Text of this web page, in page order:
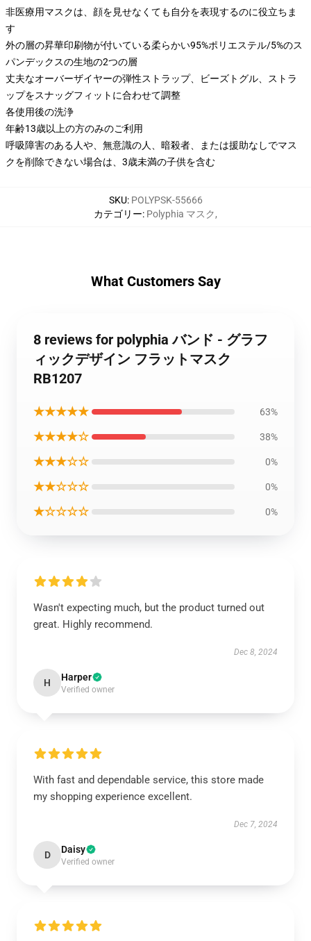
非医療用マスクは、顔を見せなくても自分を表現するのに役立ちま
す
外の層の昇華印刷物が付いている柔らかい95%ポリエステル/5%のス
パンデックスの生地の2つの層
丈夫なオーバーザイヤーの弾性ストラップ、ビーズトグル、ストラ
ップをスナッグフィットに合わせて調整
各使用後の洗浄
年齢13歳以上の方のみのご利用
呼吸障害のある人や、無意識の人、暗殺者、または援助なしでマス
クを削除できない場合は、3歳未満の子供を含む
SKU: POLYPSK-55666
カテゴリー: Polyphia マスク,
What Customers Say
8 reviews for polyphia バンド - グラフ
ィックデザイン フラットマスク
RB1207
★★★★★ 63%
★★★★☆ 38%
★★★☆☆ 0%
★★☆☆☆ 0%
★☆☆☆☆ 0%
Wasn't expecting much, but the product turned out
great. Highly recommend.
Dec 8, 2024
H Harper
Verified owner
With fast and dependable service, this store made
my shopping experience excellent.
Dec 7, 2024
D Daisy
Verified owner